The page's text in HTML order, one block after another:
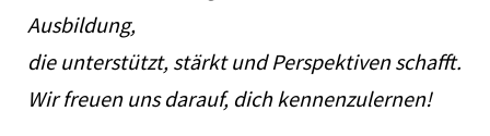
Ausbildung,
die unterstützt, stärkt und Perspektiven schafft.
Wir freuen uns darauf, dich kennenzulernen!